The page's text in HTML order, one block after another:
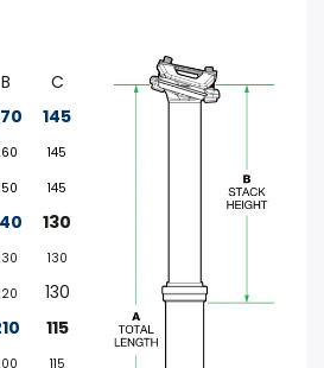
B
C
145
145
145
130
130
130
115
115